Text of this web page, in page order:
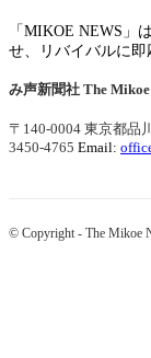
「MIKOE NEWS」
せ、リバイバルに即
み声新聞社 The Mikoe
〒140-0004 東京都品
3450-4765 Email:
© Copyright - The Mikoe